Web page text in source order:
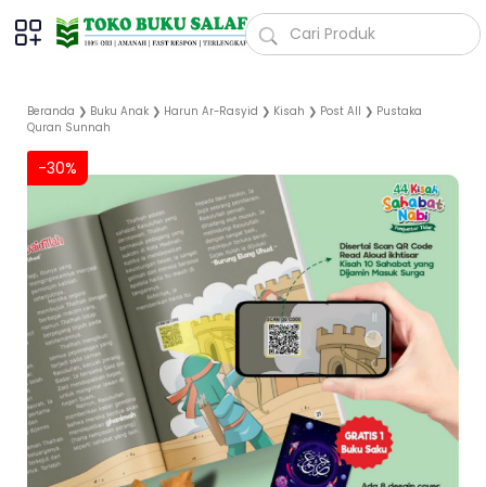
Beranda ❯ Buku Anak ❯ Harun Ar-Rasyid ❯ Kisah ❯ Post All ❯ Pustaka
Quran Sunnah
-30%